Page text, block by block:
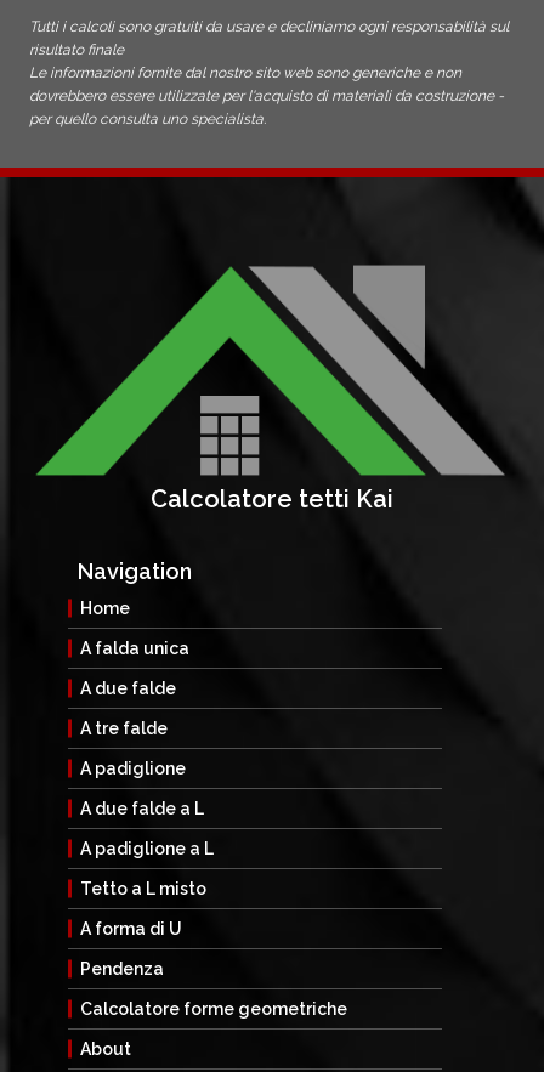
Tutti i calcoli sono gratuiti da usare e decliniamo ogni responsabilità sul
risultato finale
Le informazioni fornite dal nostro sito web sono generiche e non
dovrebbero essere utilizzate per l'acquisto di materiali da costruzione -
per quello consulta uno specialista.
Calcolatore tetti Kai
Navigation
Home
A falda unica
A due falde
A tre falde
A padiglione
A due falde a L
A padiglione a L
Tetto a L misto
A forma di U
Pendenza
Calcolatore forme geometriche
About